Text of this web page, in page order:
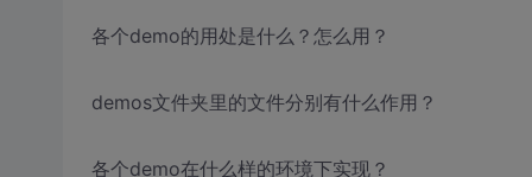
各个demo的用处是什么？怎么用？
demos文件夹里的文件分别有什么作用？
各个demo在什么样的环境下实现？